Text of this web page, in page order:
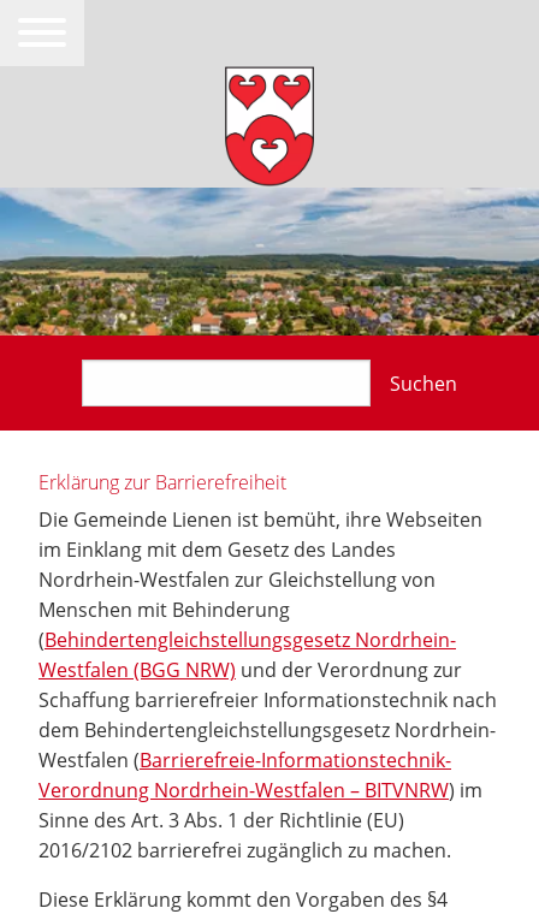
Suchen
Erklärung zur Barrierefreiheit
Die Gemeinde Lienen ist bemüht, ihre Webseiten
im Einklang mit dem Gesetz des Landes
Nordrhein-Westfalen zur Gleichstellung von
Menschen mit Behinderung
(Behindertengleichstellungsgesetz Nordrhein-
Westfalen (BGG NRW) und der Verordnung zur
Schaffung barrierefreier Informationstechnik nach
dem Behindertengleichstellungsgesetz Nordrhein-
Westfalen (Barrierefreie-Informationstechnik-
Verordnung Nordrhein-Westfalen – BITVNRW) im
Sinne des Art. 3 Abs. 1 der Richtlinie (EU)
2016/2102 barrierefrei zugänglich zu machen.
Diese Erklärung kommt den Vorgaben des §4